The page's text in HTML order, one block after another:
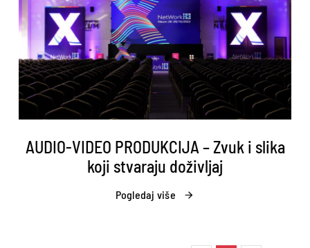
AUDIO-VIDEO PRODUKCIJA – Zvuk i slika
koji stvaraju doživljaj
Pogledaj više